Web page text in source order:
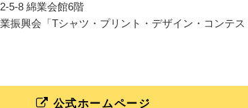
5-8 綿業会館6階
振興会「Tシャツ・プリント・デザイン・コンテス
公式ホームページ